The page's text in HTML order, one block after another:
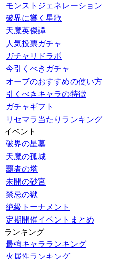
モンストジェネレーション
破界に響く星歌
天魔英傑譚
人気投票ガチャ
ガチャリドラボ
今引くべきガチャ
オーブのおすすめの使い方
引くべきキャラの特徴
ガチャギフト
リセマラ当たりランキング
イベント
破界の星墓
天魔の孤城
覇者の塔
未開の砂宮
禁忌の獄
絶級トーナメント
定期開催イベントまとめ
ランキング
最強キャラランキング
火属性ランキング